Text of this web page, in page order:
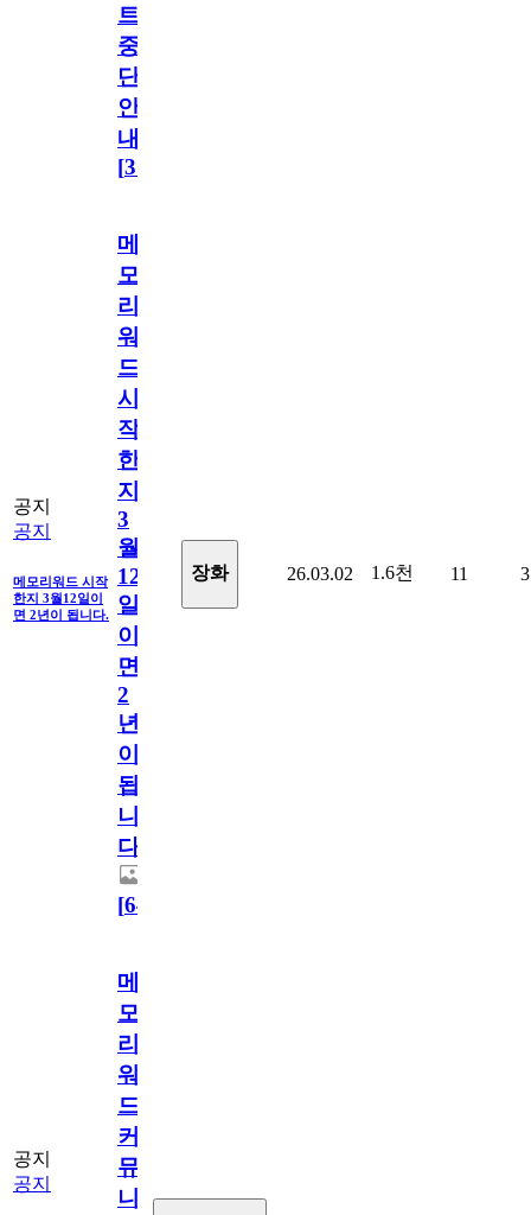
트
중
단
안
내
[31
공지
공지
메모리워드 시작
한지 3월12일이
면 2년이 됩니다.
메
모
리
워
드
시
작
한
지
3
월
12
일
이
면
2
년
이
됩
니
다.
[64
장화 26.03.02 1.6천 11 3
공지
공지
메
모
리
워
드
커
뮤
니